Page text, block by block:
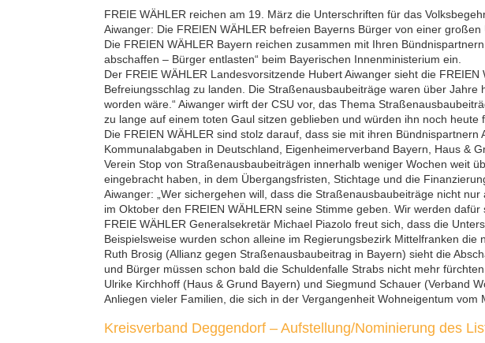
FREIE WÄHLER reichen am 19. März die Unterschriften für das
Aiwanger: Die FREIEN WÄHLER befreien Bayerns Bürger von einer
Die FREIEN WÄHLER Bayern reichen zusammen mit Ihren
abschaffen – Bürger entlasten“ beim Bayerischen Innenministerium ein.
Der FREIE WÄHLER Landesvorsitzende Hubert Aiwanger sieht die
Befreiungsschlag zu landen. Die Straßenausbaubeiträge waren über
worden wäre.“ Aiwanger wirft der CSU vor, das Thema
zu lange auf einem toten Gaul sitzen geblieben und würden ihn noch heute
Die FREIEN WÄHLER sind stolz darauf, dass sie mit ihren
Kommunalabgaben in Deutschland, Eigenheimerverband Bayern, Haus &
Verein Stop von Straßenausbaubeiträgen innerhalb weniger Wochen weit
eingebracht haben, in dem Übergangsfristen, Stichtage und die
Aiwanger: „Wer sichergehen will, dass die Straßenausbaubeiträge nicht
im Oktober den FREIEN WÄHLERN seine Stimme geben. Wir werden
FREIE WÄHLER Generalsekretär Michael Piazolo freut sich, dass die
Beispielsweise wurden schon alleine im Regierungsbezirk Mittelfranken
Ruth Brosig (Allianz gegen Straßenausbaubeitrag in Bayern) sieht die
und Bürger müssen schon bald die Schuldenfalle Strabs nicht mehr
Ulrike Kirchhoff (Haus & Grund Bayern) und Siegmund Schauer (Verband
Anliegen vieler Familien, die sich in der Vergangenheit Wohneigentum
Kreisverband Deggendorf – Aufstellung/Nominierung des